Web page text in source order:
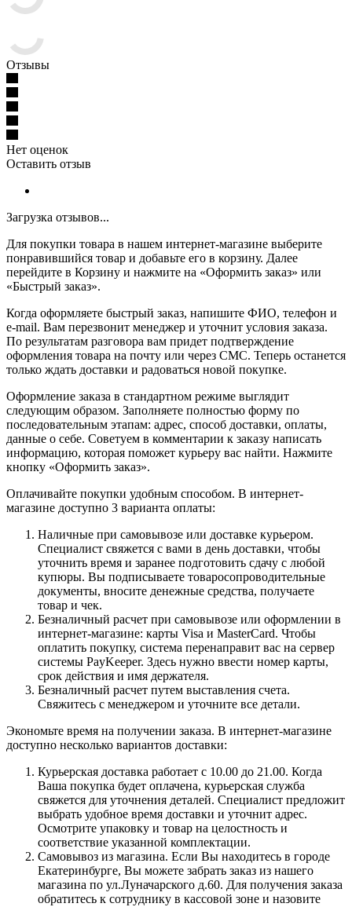
Отзывы
Нет оценок
Оставить отзыв
Загрузка отзывов...
Для покупки товара в нашем интернет-магазине выберите
понравившийся товар и добавьте его в корзину. Далее
перейдите в Корзину и нажмите на «Оформить заказ» или
«Быстрый заказ».
Когда оформляете быстрый заказ, напишите ФИО, телефон и
e-mail. Вам перезвонит менеджер и уточнит условия заказа.
По результатам разговора вам придет подтверждение
оформления товара на почту или через СМС. Теперь останется
только ждать доставки и радоваться новой покупке.
Оформление заказа в стандартном режиме выглядит
следующим образом. Заполняете полностью форму по
последовательным этапам: адрес, способ доставки, оплаты,
данные о себе. Советуем в комментарии к заказу написать
информацию, которая поможет курьеру вас найти. Нажмите
кнопку «Оформить заказ».
Оплачивайте покупки удобным способом. В интернет-
магазине доступно 3 варианта оплаты:
Наличные при самовывозе или доставке курьером.
Специалист свяжется с вами в день доставки, чтобы
уточнить время и заранее подготовить сдачу с любой
купюры. Вы подписываете товаросопроводительные
документы, вносите денежные средства, получаете
товар и чек.
Безналичный расчет при самовывозе или оформлении в
интернет-магазине: карты Visa и MasterCard. Чтобы
оплатить покупку, система перенаправит вас на сервер
системы PayKeeper. Здесь нужно ввести номер карты,
срок действия и имя держателя.
Безналичный расчет путем выставления счета.
Свяжитесь с менеджером и уточните все детали.
Экономьте время на получении заказа. В интернет-магазине
доступно несколько вариантов доставки:
Курьерская доставка работает с 10.00 до 21.00. Когда
Ваша покупка будет оплачена, курьерская служба
свяжется для уточнения деталей. Специалист предложит
выбрать удобное время доставки и уточнит адрес.
Осмотрите упаковку и товар на целостность и
соответствие указанной комплектации.
Самовывоз из магазина. Если Вы находитесь в городе
Екатеринбурге, Вы можете забрать заказ из нашего
магазина по ул.Луначарского д.60. Для получения заказа
обратитесь к сотруднику в кассовой зоне и назовите